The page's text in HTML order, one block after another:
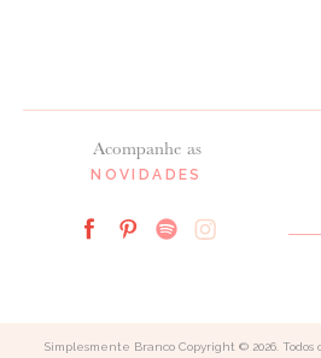
Acompanhe as
NOVIDADES
Simplesmente Branco Copyright © 2026. Todos